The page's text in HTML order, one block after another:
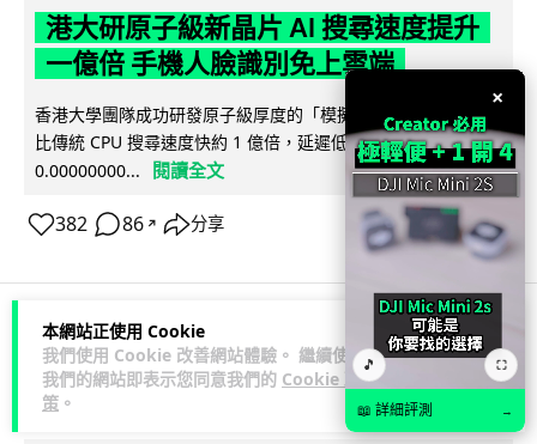
本網站正使用 Cookie
我們使用 Cookie 改善網站體驗。 繼續使用
我們的網站即表示您同意我們的 Cookie 政
策 。
港大研原子級新晶片 AI 搜尋速度提升
一億倍 手機人臉識別免上雲端
香港大學團隊成功研發原子級厚度的「模擬存內搜尋」晶片，
比傳統 CPU 搜尋速度快約 1 億倍，延遲低至 36 皮秒（即
0.00000000...
閱讀全文
382 86 ↗ 分享
科技娛樂 生活科技 旅遊
Lawton
×
🎵 ⛶
📖 詳細評測 →